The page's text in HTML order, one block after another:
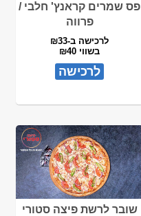
פס שמרים קראנץ' חלבי /
פרווה
לרכישה ב-₪33
בשווי ₪40
לרכישה
שובר לרשת פיצה סטורי